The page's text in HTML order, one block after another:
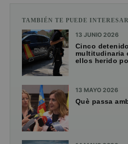
TAMBIÉN TE PUEDE INTERESAR
13 JUNIO 2026
Cinco
multitudinaria
ellos herido
13 MAYO 2026
Què passa